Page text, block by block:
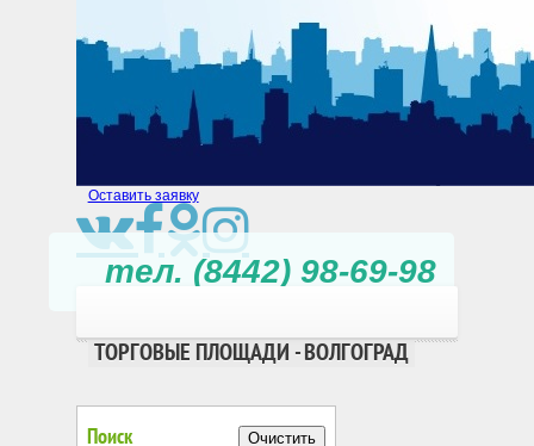
Оставить заявку
тел. (8442) 98-69-98
ТОРГОВЫЕ ПЛОЩАДИ - ВОЛГОГРАД
Поиск Очистить